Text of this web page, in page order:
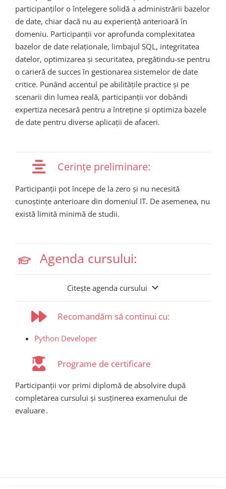
participanților oînțelegere solidă a administrării bazelor
de date, chiar dacă nu au experiență anterioară în
domeniu. Participanții vor aprofunda complexitatea
bazelor de date relaționale, limbajul SQL, integritatea
datelor, optimizarea și securitatea, pregătindu-se pentru
o carieră de succes în gestionarea sistemelor de date
critice. Punând accentul pe abilitățile practice și pe
scenarii din lumea reală, participanții vor dobândi
expertiza necesară pentru aîntreține și optimiza bazele
de date pentru diverse aplicații de afaceri.
Cerințe preliminare:
Participanții potîncepe de la zero și nu necesită
cunoștințe anterioare din domeniul IT. De asemenea, nu
există limită minimă de studii.
Agenda cursului:
Citește agenda cursului
Recomandăm să continui cu:
Python Developer
Programe de certificare
Participanții vor primi diplomă de absolvire după
completarea cursului și susținerea examenului de
evaluare .